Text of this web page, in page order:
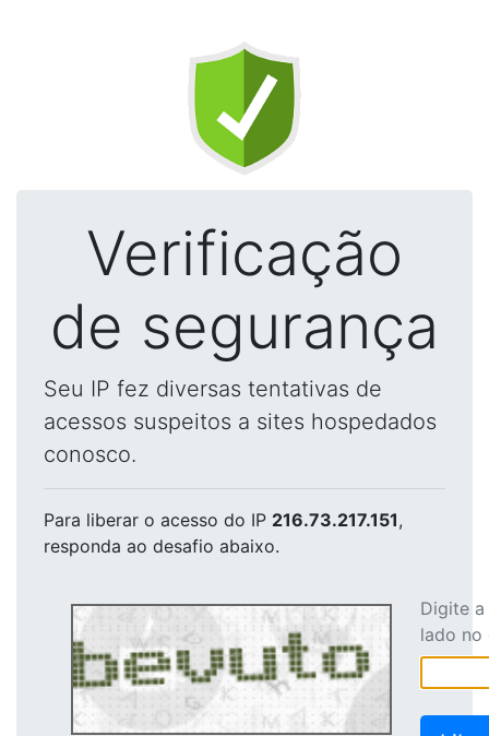
Verificação
de segurança
Seu IP fez diversas tentativas de
acessos suspeitos a sites hospedados
conosco.
Para liberar o acesso do IP 216.73.217.151,
responda ao desafio abaixo.
Digite
lado no